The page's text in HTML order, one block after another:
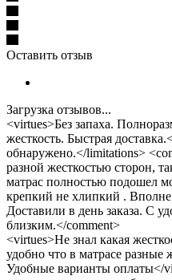
Оставить отзыв
Загрузка отзывов...
<virtues>Без запаха.
жесткость. Быстрая
обнаружено.</limitations>
разной жесткостью сторон,
матрас полностью подошел
крепкий не хлипкий . Вполне
Доставили в день заказа. С
близким.</comment>
<virtues>Не знал какая
удобно что в матрасе разные
Удобные варианты оплаты</